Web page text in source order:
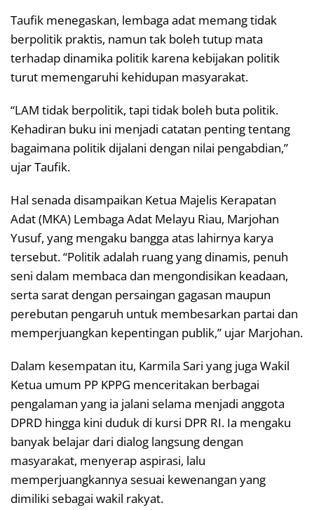
Taufik menegaskan, lembaga adat memang tidak
berpolitik praktis, namun tak boleh tutup mata
terhadap dinamika politik karena kebijakan politik
turut memengaruhi kehidupan masyarakat.
“LAM tidak berpolitik, tapi tidak boleh buta politik.
Kehadiran buku ini menjadi catatan penting tentang
bagaimana politik dijalani dengan nilai pengabdian,”
ujar Taufik.
Hal senada disampaikan Ketua Majelis Kerapatan
Adat (MKA) Lembaga Adat Melayu Riau, Marjohan
Yusuf, yang mengaku bangga atas lahirnya karya
tersebut. “Politik adalah ruang yang dinamis, penuh
seni dalam membaca dan mengondisikan keadaan,
serta sarat dengan persaingan gagasan maupun
perebutan pengaruh untuk membesarkan partai dan
memperjuangkan kepentingan publik,” ujar Marjohan.
Dalam kesempatan itu, Karmila Sari yang juga Wakil
Ketua umum PP KPPG menceritakan berbagai
pengalaman yang ia jalani selama menjadi anggota
DPRD hingga kini duduk di kursi DPR RI. Ia mengaku
banyak belajar dari dialog langsung dengan
masyarakat, menyerap aspirasi, lalu
memperjuangkannya sesuai kewenangan yang
dimiliki sebagai wakil rakyat.